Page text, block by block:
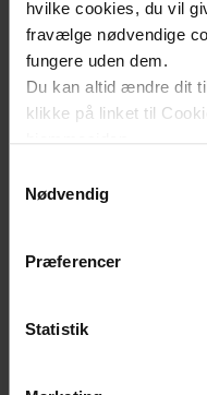
hvilke cookies, du vil
fravælge nødvendige
fungere uden dem.
Du kan altid ændre dit
klikke på linket til
Læs mere om brugen
Nødvendig
Præferencer
Statistik
klinik i